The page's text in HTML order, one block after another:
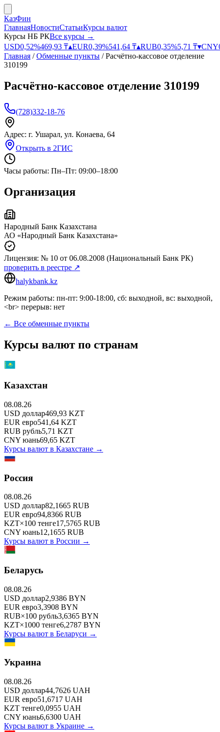
КазФин
ГлавнаяНовостиСтатьиКурсы валют
Курсы НБ РКВсе курсы →
USD0,52%469,93 ₸▴EUR0,39%541,64 ₸▴RUB0,35%5,71 ₸▾CNY
Главная /Обменные пункты /Расчётно-кассовое отделение
310199
Расчётно-кассовое отделение 310199
(728)332-18-76
Адрес: г. Ушарал, ул. Конаева, 64
Открыть в 2ГИС
Часы работы: Пн–Пт: 09:00–18:00
Организация
Народный Банк Казахстана
АО «Народный Банк Казахстана»
Лицензия: № 10 от 06.08.2008 (Национальный Банк РК)
проверить в реестре ↗
halykbank.kz
Режим работы: пн-пт: 9:00-18:00, сб: выходной, вс: выходной,
<br> перерыв: нет
← Все обменные пункты
Курсы валют по странам
Казахстан
08.08.26
USD доллар469,93 KZT
EUR евро541,64 KZT
RUB рубль5,71 KZT
CNY юань69,65 KZT
Курсы валют в Казахстане →
Россия
08.08.26
USD доллар82,1665 RUB
EUR евро94,8366 RUB
KZT×100 тенге17,5765 RUB
CNY юань12,1655 RUB
Курсы валют в России →
Беларусь
08.08.26
USD доллар2,9386 BYN
EUR евро3,3908 BYN
RUB×100 рубль3,6365 BYN
KZT×1000 тенге6,2787 BYN
Курсы валют в Беларуси →
Украина
08.08.26
USD доллар44,7626 UAH
EUR евро51,6717 UAH
KZT тенге0,0955 UAH
CNY юань6,6300 UAH
Курсы валют в Украине →